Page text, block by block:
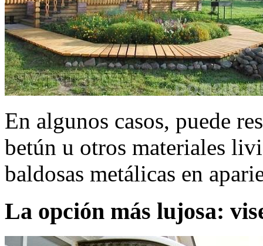
En algunos casos, puede
betún u otros materiales
baldosas metálicas en
La opción más lujosa: